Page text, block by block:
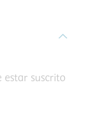
estar suscrito